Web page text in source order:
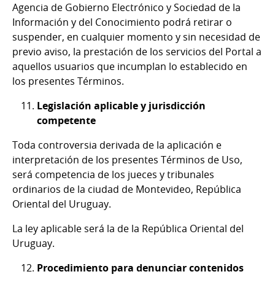
Agencia de Gobierno Electrónico y Sociedad de la
Información y del Conocimiento podrá retirar o
suspender, en cualquier momento y sin necesidad de
previo aviso, la prestación de los servicios del Portal a
aquellos usuarios que incumplan lo establecido en
los presentes Términos.
Legislación aplicable y jurisdicción
competente
Toda controversia derivada de la aplicación e
interpretación de los presentes Términos de Uso,
será competencia de los jueces y tribunales
ordinarios de la ciudad de Montevideo, República
Oriental del Uruguay.
La ley aplicable será la de la República Oriental del
Uruguay.
Procedimiento para denunciar contenidos